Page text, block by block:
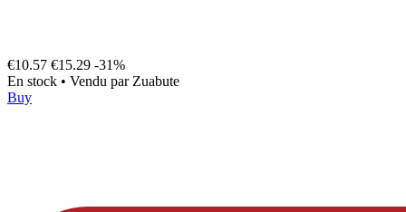
€10.57 €15.29 -31%
En stock • Vendu par Zuabute
Buy